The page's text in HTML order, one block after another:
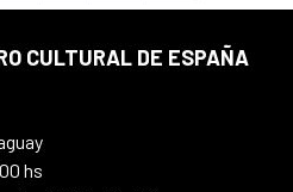
CULTURAL DE ESPAÑA
hs